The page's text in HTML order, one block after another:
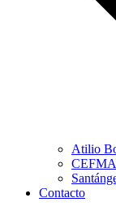
Atilio
CEFMA
Contacto